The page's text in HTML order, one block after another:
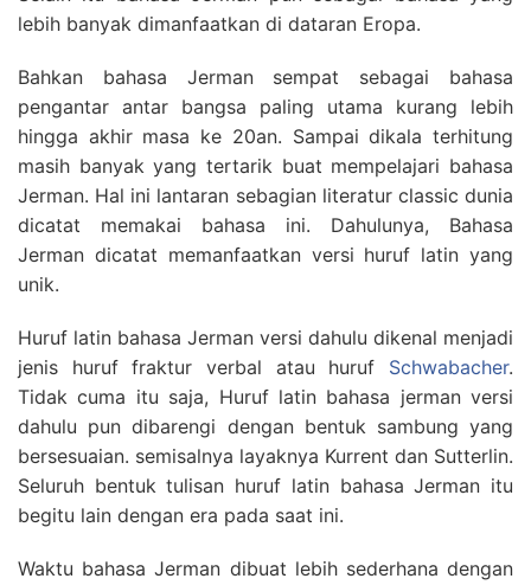
lebih banyak dimanfaatkan di dataran Eropa.
Bahkan bahasa Jerman sempat sebagai bahasa
pengantar antar bangsa paling utama kurang lebih
hingga akhir masa ke 20an. Sampai dikala terhitung
masih banyak yang tertarik buat mempelajari bahasa
Jerman. Hal ini lantaran sebagian literatur classic dunia
dicatat memakai bahasa ini. Dahulunya, Bahasa
Jerman dicatat memanfaatkan versi huruf latin yang
unik.
Huruf latin bahasa Jerman versi dahulu dikenal menjadi
jenis huruf fraktur verbal atau huruf Schwabacher.
Tidak cuma itu saja, Huruf latin bahasa jerman versi
dahulu pun dibarengi dengan bentuk sambung yang
bersesuaian. semisalnya layaknya Kurrent dan Sutterlin.
Seluruh bentuk tulisan huruf latin bahasa Jerman itu
begitu lain dengan era pada saat ini.
Waktu bahasa Jerman dibuat lebih sederhana dengan